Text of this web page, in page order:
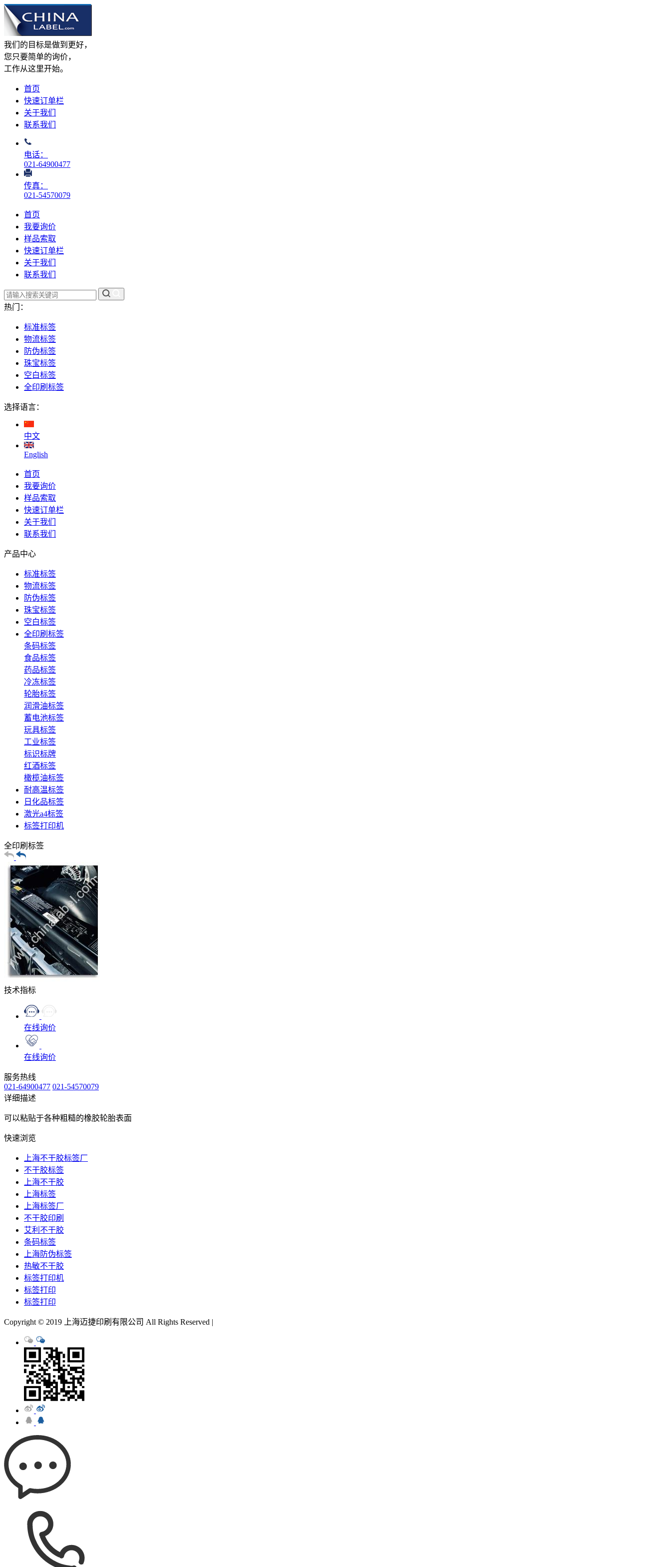
我们的目标是做到更好，
您只要简单的询价，
工作从这里开始。
首页
快速订单栏
关于我们
联系我们
电话：
021-64900477
传真：
021-54570079
首页
我要询价
样品索取
快速订单栏
关于我们
联系我们
热门：
标准标签
物流标签
防伪标签
珠宝标签
空白标签
全印刷标签
选择语言：
中文
English
首页
我要询价
样品索取
快速订单栏
关于我们
联系我们
产品中心
标准标签
物流标签
防伪标签
珠宝标签
空白标签
全印刷标签
条码标签
食品标签
药品标签
冷冻标签
轮胎标签
润滑油标签
蓄电池标签
玩具标签
工业标签
标识标牌
红酒标签
橄榄油标签
耐高温标签
日化品标签
激光a4标签
标签打印机
全印刷标签
技术指标
在线询价
在线询价
服务热线
021-64900477 021-54570079
详细描述
可以粘贴于各种粗糙的橡胶轮胎表面
快速浏览
上海不干胶标签厂
不干胶标签
上海不干胶
上海标签
上海标签厂
不干胶印刷
艾利不干胶
条码标签
上海防伪标签
热敏不干胶
标签打印机
标签打印
标签打印
Copyright © 2019 上海迈捷印刷有限公司 All Rights Reserved |